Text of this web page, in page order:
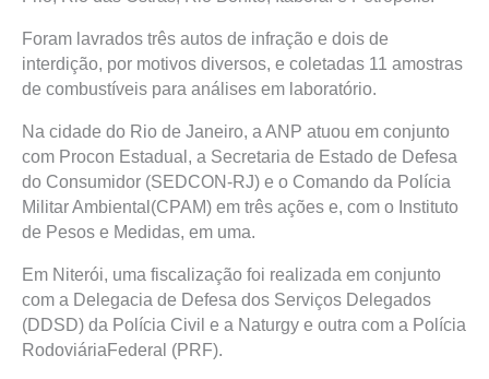
Foram lavrados três autos de infração e dois de
interdição, por motivos diversos, e coletadas 11 amostras
de combustíveis para análises em laboratório.
Na cidade do Rio de Janeiro, a ANP atuou em conjunto
com Procon Estadual, a Secretaria de Estado de Defesa
do Consumidor (SEDCON-RJ) e o Comando da Polícia
Militar Ambiental(CPAM) em três ações e, com o Instituto
de Pesos e Medidas, em uma.
Em Niterói, uma fiscalização foi realizada em conjunto
com a Delegacia de Defesa dos Serviços Delegados
(DDSD) da Polícia Civil e a Naturgy e outra com a Polícia
RodoviáriaFederal (PRF).